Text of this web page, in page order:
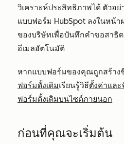
วิเคราะห์ประสิทธิภาพได้ ตัวอ
แบบฟอร์ม HubSpot ลงในหน้
ของบริษัทเพื่อบันทึกคำขอสาธิ
อีเมลอัตโนมัติ
หากแบบฟอร์มของคุณถูกสร้าง
ฟอร์มดั้งเดิมเรียนรู้วิธีตั้งค่าแล
ฟอร์มดั้งเดิมบนไซต์ภายนอก
ก่อนที่คุณจะเริ่มต้น